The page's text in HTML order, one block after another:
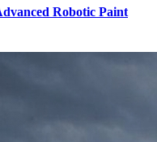
Robotic Paint